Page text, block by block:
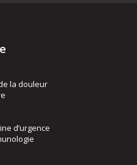
la douleur
d’urgence